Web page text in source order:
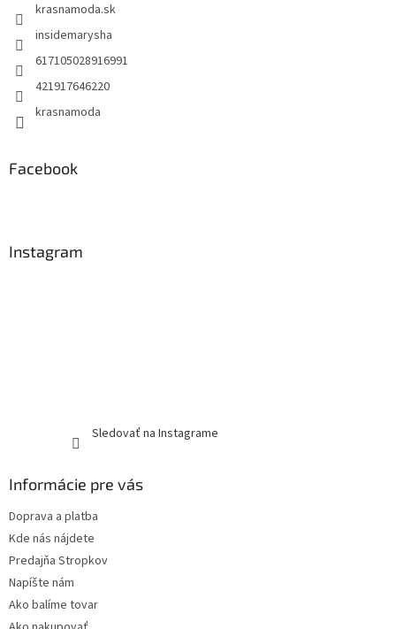
krasnamoda.sk
insidemarysha
617105028916991
421917646220
krasnamoda
Facebook
Instagram
Sledovať na Instagrame
Informácie pre vás
Doprava a platba
Kde nás nájdete
Predajňa Stropkov
Napíšte nám
Ako balíme tovar